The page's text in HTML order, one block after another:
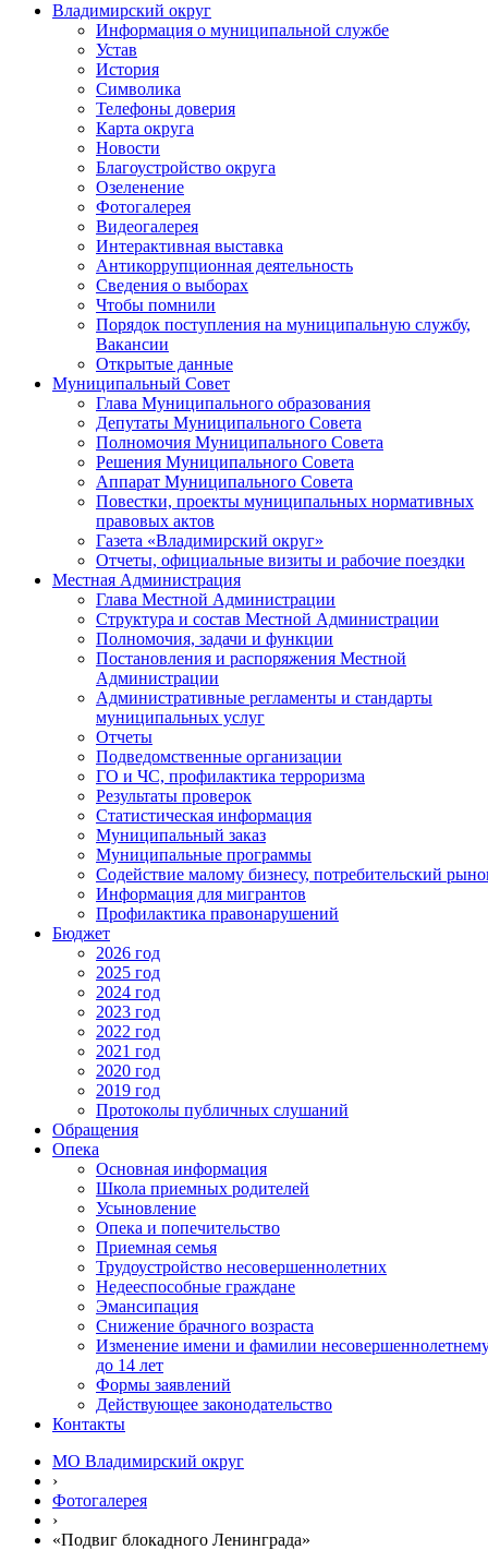
Владимирский округ
Информация о муниципальной службе
Устав
История
Символика
Телефоны доверия
Карта округа
Новости
Благоустройство округа
Озеленение
Фотогалерея
Видеогалерея
Интерактивная выставка
Антикоррупционная деятельность
Сведения о выборах
Чтобы помнили
Порядок поступления на муниципальную службу,
Вакансии
Открытые данные
Муниципальный Совет
Глава Муниципального образования
Депутаты Муниципального Совета
Полномочия Муниципального Совета
Решения Муниципального Совета
Аппарат Муниципального Совета
Повестки, проекты муниципальных нормативных
правовых актов
Газета «Владимирский округ»
Отчеты, официальные визиты и рабочие поездки
Местная Администрация
Глава Местной Администрации
Структура и состав Местной Администрации
Полномочия, задачи и функции
Постановления и распоряжения Местной
Администрации
Административные регламенты и стандарты
муниципальных услуг
Отчеты
Подведомственные организации
ГО и ЧС, профилактика терроризма
Результаты проверок
Статистическая информация
Муниципальный заказ
Муниципальные программы
Содействие малому бизнесу, потребительский
Информация для мигрантов
Профилактика правонарушений
Бюджет
2026 год
2025 год
2024 год
2023 год
2022 год
2021 год
2020 год
2019 год
Протоколы публичных слушаний
Обращения
Опека
Основная информация
Школа приемных родителей
Усыновление
Опека и попечительство
Приемная семья
Трудоустройство несовершеннолетних
Недееспособные граждане
Эмансипация
Снижение брачного возраста
Изменение имени и фамилии
до 14 лет
Формы заявлений
Действующее законодательство
Контакты
МО Владимирский округ
›
Фотогалерея
›
«Подвиг блокадного Ленинграда»